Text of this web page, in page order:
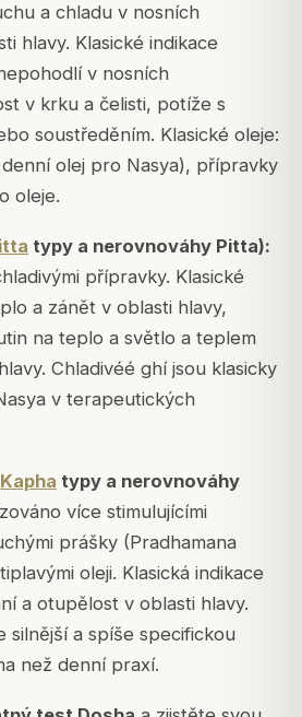
a chladu v nosních
hlavy. Klasické indikace
v nosních
v krku a čelisti, potíže s
soustředěním. Klasické oleje:
olej pro Nasya), přípravky
oleje.
typy a nerovnováhy Pitta):
přípravky. Klasické
a zánět v oblasti hlavy,
na teplo a světlo a teplem
Chladivéé ghí jsou klasicky
v terapeutických
Kapha typy a nerovnováhy
více stimulujícími
prášky (Pradhamana
oleji. Klasická indikace
a otupělost v oblasti hlavy.
silnější a spíše specifickou
než denní praxí.